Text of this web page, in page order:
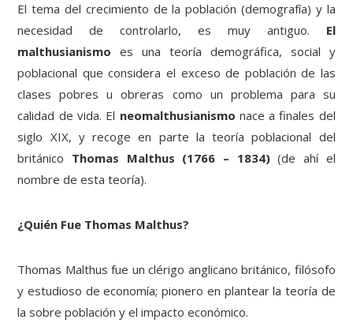
El tema del crecimiento de la población (demografía) y la
necesidad de controlarlo, es muy antiguo. El
malthusianismo es una teoría demográfica, social y
poblacional que considera el exceso de población de las
clases pobres u obreras como un problema para su
calidad de vida. El neomalthusianismo nace a finales del
siglo XIX, y recoge en parte la teoría poblacional del
británico Thomas Malthus (1766 – 1834)(de ahí el
nombre de esta teoría).
¿Quién Fue Thomas Malthus?
Thomas Malthus fue un clérigo anglicano británico, filósofo
y estudioso de economía; pionero en plantear la teoría de
la sobre población y el impacto económico.